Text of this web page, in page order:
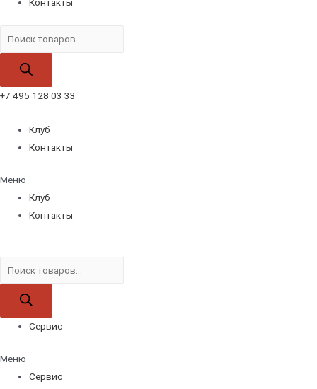
товаров
+7 495 128 03 33
Клуб
Контакты
Меню
Клуб
Контакты
товаров
Сервис
Меню
Сервис